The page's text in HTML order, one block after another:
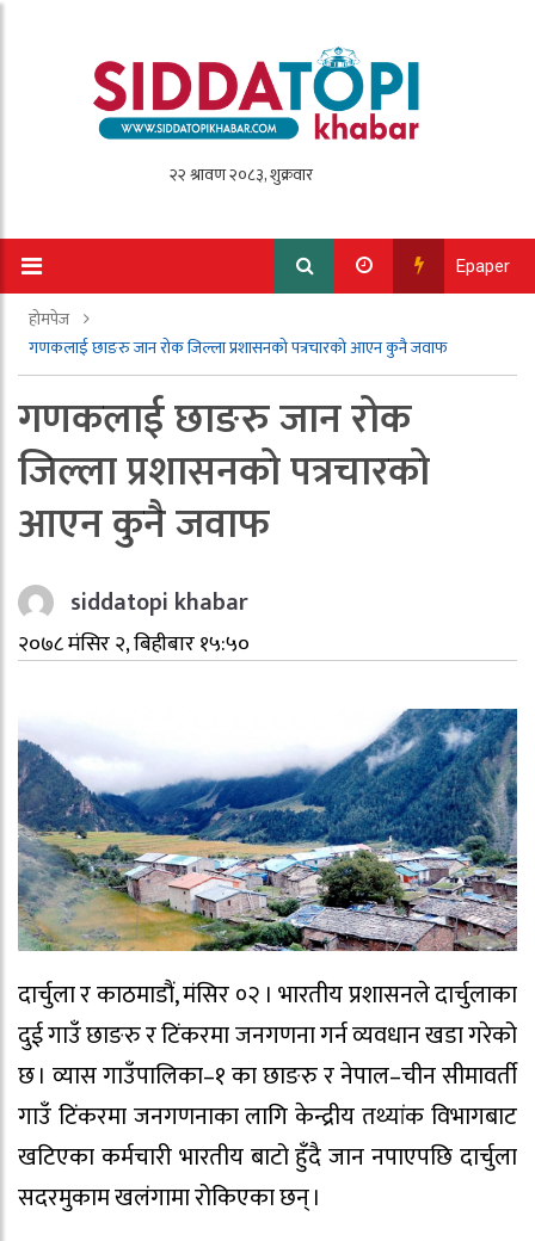
Epaper
होमपेज
गणकलाई छाङरु जान रोक जिल्ला प्रशासनको पत्रचारको आएन कुनै जवाफ
गणकलाई छाङरु जान रोक
जिल्ला प्रशासनको पत्रचारको
आएन कुनै जवाफ
siddatopi khabar
२०७८ मंसिर २, बिहीबार १५:५०
दार्चुला र काठमाडौं, मंसिर ०२ । भारतीय प्रशासनले दार्चुलाका
दुई गाउँ छाङरु र टिंकरमा जनगणना गर्न व्यवधान खडा गरेको
छ । व्यास गाउँपालिका–१ का छाङरु र नेपाल–चीन सीमावर्ती
गाउँ टिंकरमा जनगणनाका लागि केन्द्रीय तथ्यांक विभागबाट
खटिएका कर्मचारी भारतीय बाटो हुँदै जान नपाएपछि दार्चुला
सदरमुकाम खलंगामा रोकिएका छन् ।